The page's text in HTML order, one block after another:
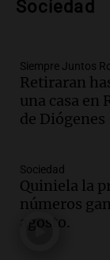
Audio.
Panorama
Episodios
Audio.
Episodios
Audio.
marcha
este
Sociedad
Siempre Juntos
Retiraran
una casa en
de Diógenes
Sociedad
Quiniela la
números
agosto.